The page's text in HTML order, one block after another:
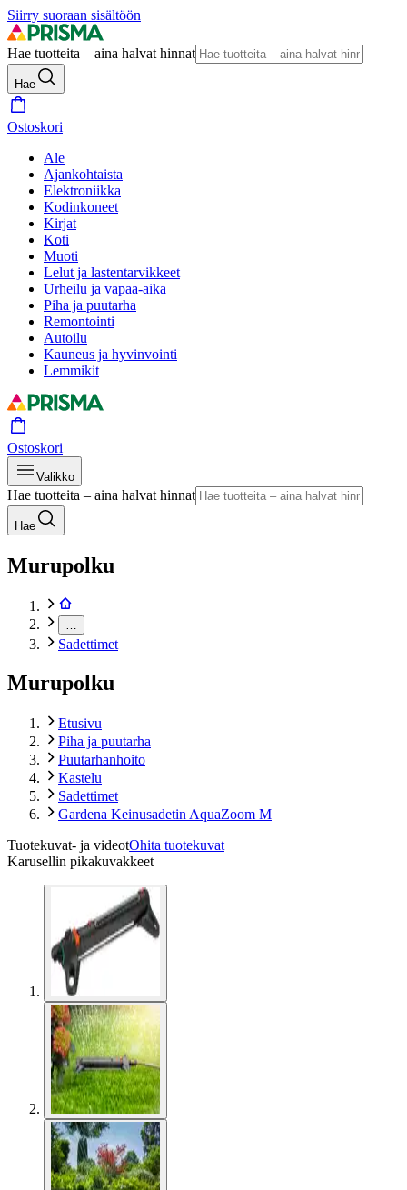
Siirry suoraan sisältöön
Hae tuotteita – aina halvat hinnat
Hae
Ostoskori
Ale
Ajankohtaista
Elektroniikka
Kodinkoneet
Kirjat
Koti
Muoti
Lelut ja lastentarvikkeet
Urheilu ja vapaa-aika
Piha ja puutarha
Remontointi
Autoilu
Kauneus ja hyvinvointi
Lemmikit
Ostoskori
Valikko
Hae tuotteita – aina halvat hinnat
Hae
Murupolku
Sadettimet
Murupolku
Etusivu
Piha ja puutarha
Puutarhanhoito
Kastelu
Sadettimet
Gardena Keinusadetin AquaZoom M
Tuotekuvat- ja videotOhita tuotekuvat
Karusellin pikakuvakkeet